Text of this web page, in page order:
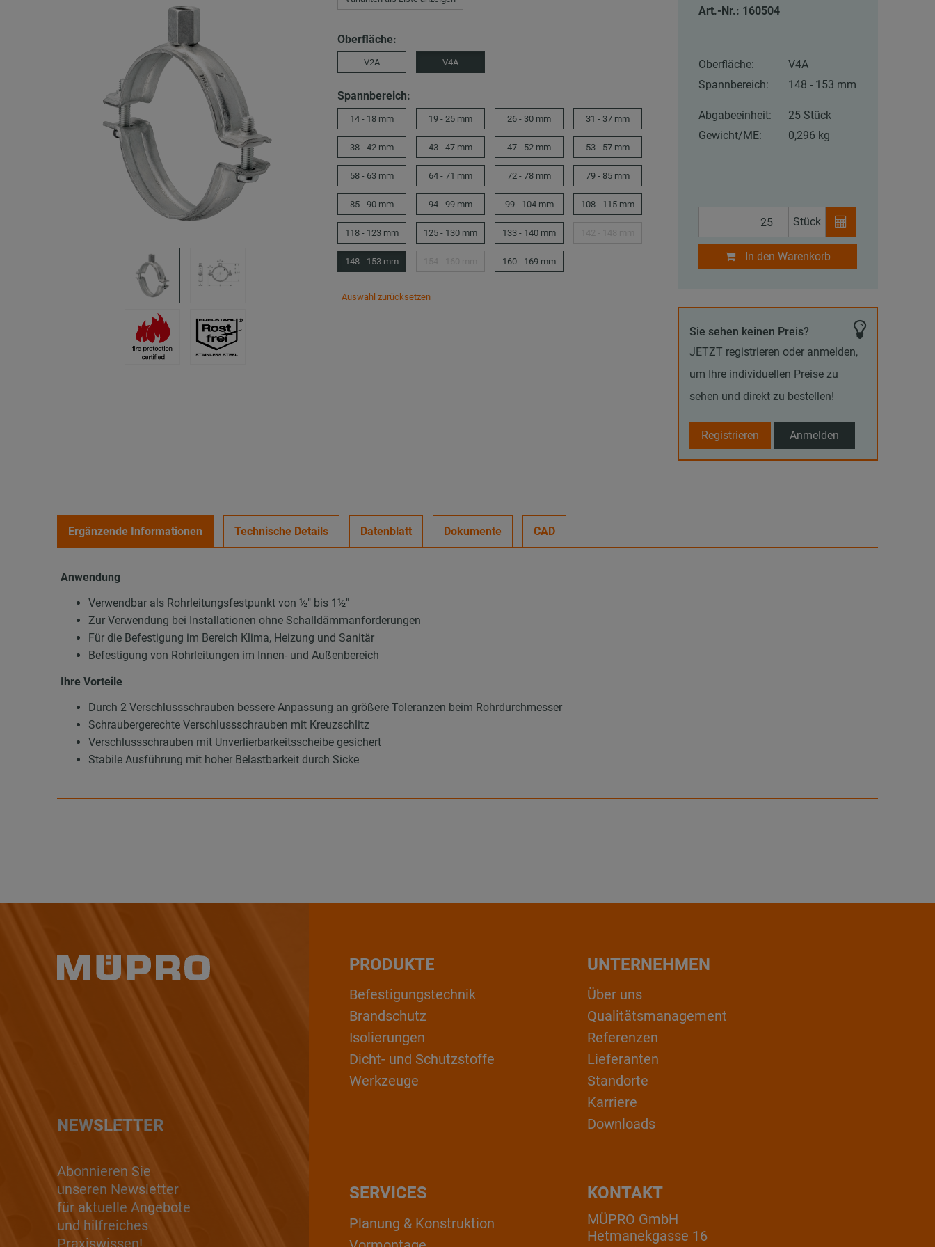
Oberfläche:
V2A V4A
Spannbereich:
14 - 18 mm 19 - 25 mm 26 - 30 mm 31 - 37 mm
38 - 42 mm 43 - 47 mm 47 - 52 mm 53 - 57 mm
58 - 63 mm 64 - 71 mm 72 - 78 mm 79 - 85 mm
85 - 90 mm 94 - 99 mm 99 - 104 mm 108 - 115 mm
118 - 123 mm 125 - 130 mm 133 - 140 mm
148 - 153 mm 160 - 169 mm
Auswahl zurücksetzen
Art.-Nr.: 160504
Oberfläche:
V4A
Spannbereich:
148 - 153 mm
Abgabeeinheit:
25 Stück
Gewicht/ME:
0,296 kg
Stück
In den Warenkorb
Sie sehen keinen Preis?
JETZT registrieren oder anmelden,
um Ihre individuellen Preise zu
sehen und direkt zu bestellen!
Registrieren Anmelden
Ergänzende Informationen Technische Details Datenblatt Dokumente CAD
Anwendung
Verwendbar als Rohrleitungsfestpunkt von ½″ bis 1½″
Zur Verwendung bei Installationen ohne Schalldämmanforderungen
Für die Befestigung im Bereich Klima, Heizung und Sanitär
Befestigung von Rohrleitungen im Innen- und Außenbereich
Ihre Vorteile
Durch 2 Verschlussschrauben bessere Anpassung an größere Toleranzen beim Rohrdurchmesser
Schraubergerechte Verschlussschrauben mit Kreuzschlitz
Verschlussschrauben mit Unverlierbarkeitsscheibe gesichert
Stabile Ausführung mit hoher Belastbarkeit durch Sicke
NEWSLETTER
Abonnieren Sie
unseren Newsletter
für aktuelle Angebote
und hilfreiches
Praxiswissen!
PRODUKTE
Befestigungstechnik
Brandschutz
Isolierungen
Dicht- und Schutzstoffe
Werkzeuge
UNTERNEHMEN
Über uns
Qualitätsmanagement
Referenzen
Lieferanten
Standorte
Karriere
Downloads
KONTAKT
MÜPRO GmbH
Hetmanekgasse 16
SERVICES
Planung & Konstruktion